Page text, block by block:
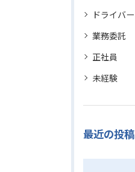
ドライバー
業務委託
正社員
未経験
最近の投稿